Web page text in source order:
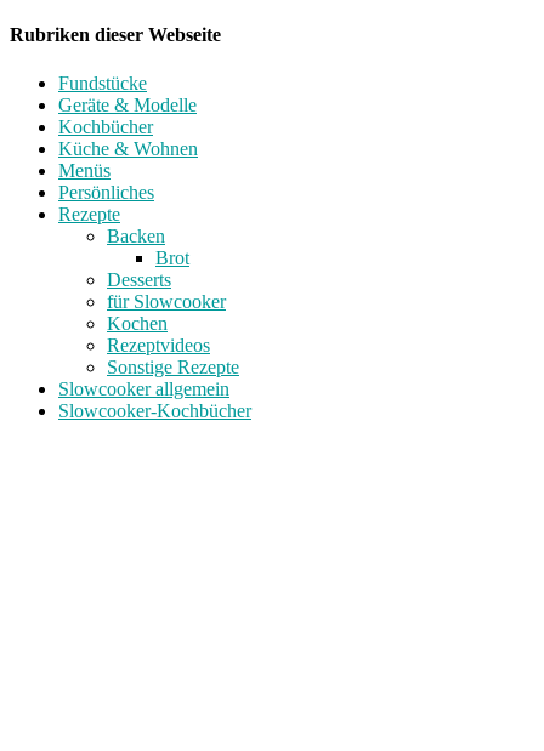
Rubriken dieser Webseite
Fundstücke
Geräte & Modelle
Kochbücher
Küche & Wohnen
Menüs
Persönliches
Rezepte
Backen
Brot
Desserts
für Slowcooker
Kochen
Rezeptvideos
Sonstige Rezepte
Slowcooker allgemein
Slowcooker-Kochbücher